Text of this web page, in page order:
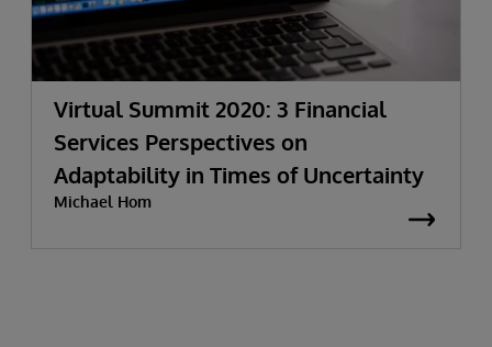
Virtual Summit 2020: 3 Financial
Services Perspectives on
Adaptability in Times of Uncertainty
Michael Hom